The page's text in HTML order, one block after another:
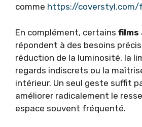
comme https://
En complément, certains films
répondent à des besoins
réduction de la luminosité, la
regards indiscrets ou la
intérieur. Un seul geste suffit
améliorer radicalement le
espace souvent fréquenté.